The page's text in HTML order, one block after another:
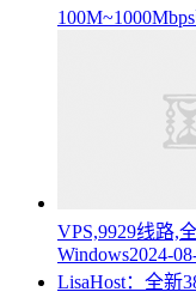
VPS,9929线路,
Windows2024-
LisaHost：全新